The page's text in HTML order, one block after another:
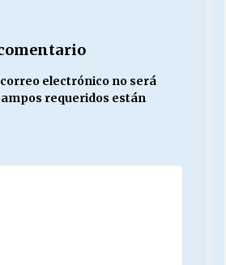
electrónico no será
requeridos están